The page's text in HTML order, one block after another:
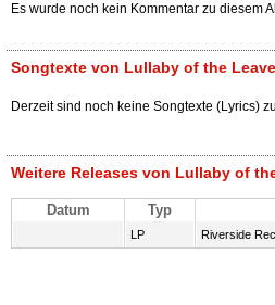
Es wurde noch kein Kommentar zu diesem
Songtexte von Lullaby of the
Derzeit sind noch keine Songtexte (Lyrics)
Weitere Releases von Lullaby of
Datum Typ
LP Riverside